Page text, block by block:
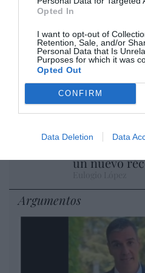
Opted In
I want to opt-out of
Retention, Sale, and/or
Personal Data that Is
Purposes for which it was
Opted Out
CONFIRM
Data Deletion Data
Nokia, Ericsson...
son las patentes
Eulogio López
Isabel
con
euros... suma
Eulogio López
El IBEX 35
un nuevo
Argumentos